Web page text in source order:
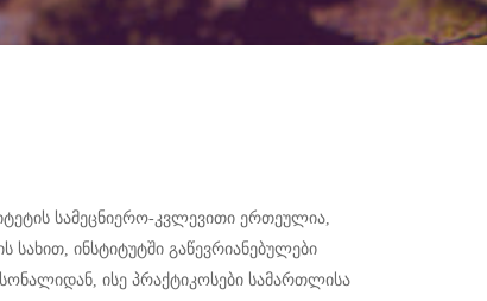
სამეცნიერო-კვლევითი ერთეულია,
ინსტიტუტში გაწევრიანებულები
ისე პრაქტიკოსები სამართლისა